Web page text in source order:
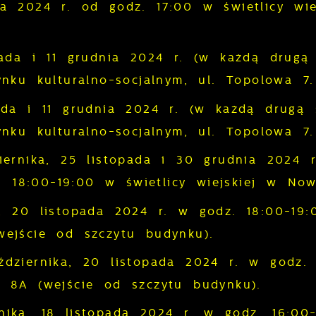
2024 r. od godz. 17:00 w świetlicy
i 11 grudnia 2024 r. (w każdą drugą
kulturalno-socjalnym, ul. Topolowa 7.
i 11 grudnia 2024 r. (w każdą drugą
kulturalno-socjalnym, ul. Topolowa 7.
25 listopada i 30 grudnia 2024
18:00-19:00 w świetlicy wiejskiej w
20 listopada 2024 r. w godz. 18:00-
od szczytu budynku).
20 listopada 2024 r. w godz.
(wejście od szczytu budynku).
18 listopada 2024 r. w godz. 16:00-
Twoją prywatność. Możesz zmienić ustawienia
możesz dokonać zmiany swoich ustawień.
pliki cookies służą do prawidłowego